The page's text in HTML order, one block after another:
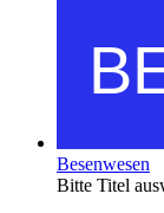
Besenwesen
Bitte Titel